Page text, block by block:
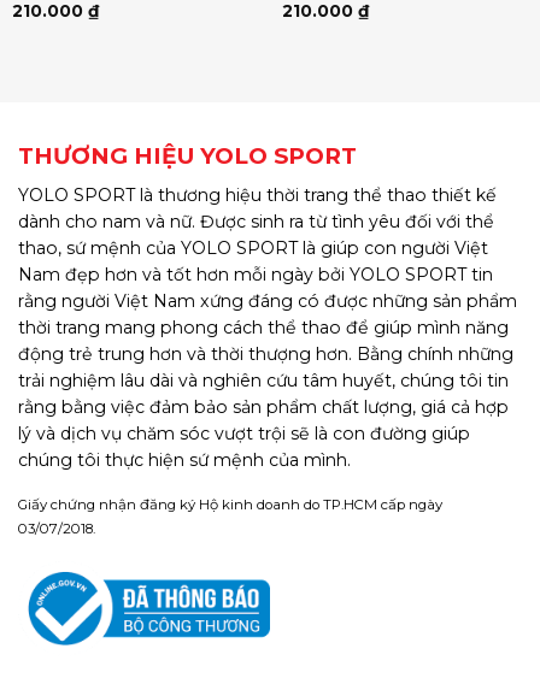
210.000 ₫
210.000 ₫
THƯƠNG HIỆU YOLO SPORT
YOLO SPORT là thương hiệu thời trang thể thao thiết kế
dành cho nam và nữ. Được sinh ra từ tình yêu đối với thể
thao, sứ mệnh của YOLO SPORT là giúp con người Việt
Nam đẹp hơn và tốt hơn mỗi ngày bởi YOLO SPORT tin
rằng người Việt Nam xứng đáng có được những sản phẩm
thời trang mang phong cách thể thao để giúp mình năng
động trẻ trung hơn và thời thượng hơn. Bằng chính những
trải nghiệm lâu dài và nghiên cứu tâm huyết, chúng tôi tin
rằng bằng việc đảm bảo sản phẩm chất lượng, giá cả hợp
lý và dịch vụ chăm sóc vượt trội sẽ là con đường giúp
chúng tôi thực hiện sứ mệnh của mình.
Giấy chứng nhận đăng ký Hộ kinh doanh do TP.HCM cấp ngày
03/07/2018.